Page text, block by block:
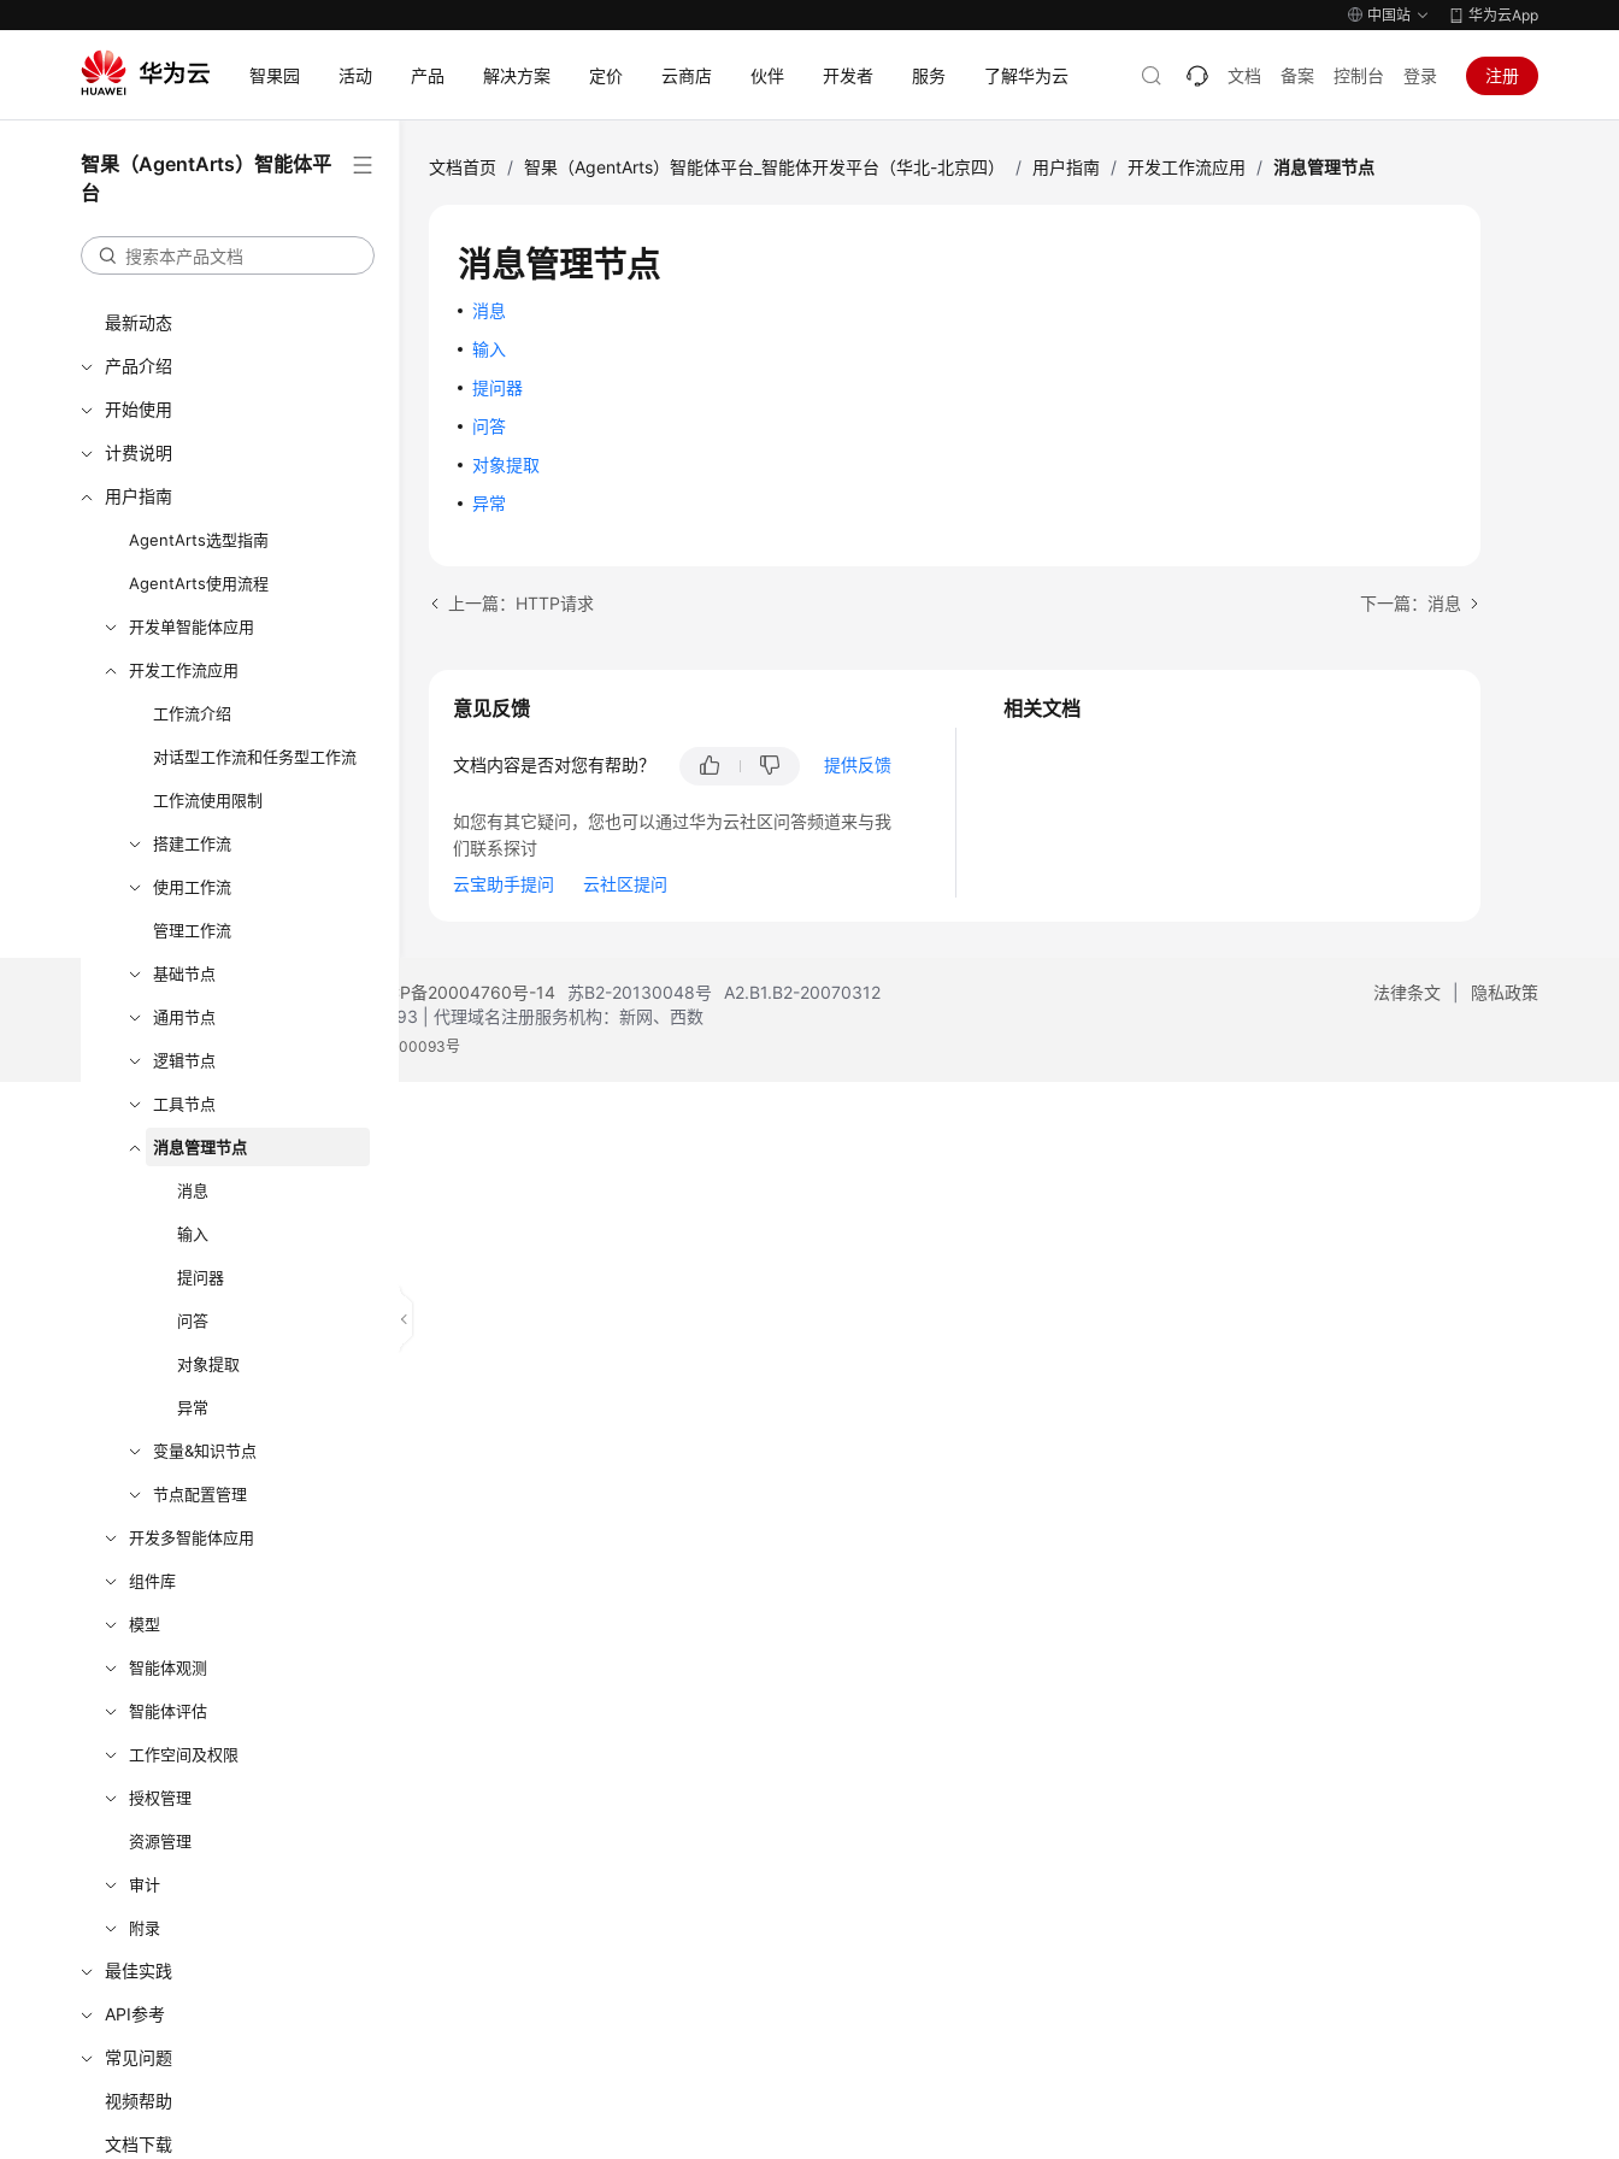
中国站 华为云App
智果园 活动 产品 解决方案 定价 云商店 伙伴 开发者 服务 了解华为云 文档 备案 控制台 登录 注册
智果（AgentArts）智能体平
台
最新动态
产品介绍
开始使用
计费说明
用户指南
AgentArts选型指南
AgentArts使用流程
开发单智能体应用
开发工作流应用
工作流介绍
对话型工作流和任务型工作流
工作流使用限制
搭建工作流
使用工作流
管理工作流
基础节点
通用节点
逻辑节点
工具节点
消息管理节点
消息
输入
提问器
问答
对象提取
异常
变量&知识节点
节点配置管理
开发多智能体应用
组件库
模型
智能体观测
智能体评估
工作空间及权限
授权管理
资源管理
审计
附录
最佳实践
API参考
常见问题
视频帮助
文档下载
文档首页 / 智果（AgentArts）智能体平台_智能体开发平台（华北-北京四） / 用户指南 / 开发工作流应用 / 消息管理节点
消息管理节点
消息
输入
提问器
问答
对象提取
异常
上一篇：HTTP请求 下一篇：消息
相关文档
意见反馈
文档内容是否对您有帮助？ 提供反馈
如您有其它疑问，您也可以通过华为云社区问答频道来与我
们联系探讨
云宝助手提问
云社区提问
法律条文 隐私政策
黔ICP备20004760号-14 苏B2-20130048号
A2.B1.B2-20070312
增值电信业务经营许可证：B1.B2-20200593 | 代理域名注册服务机构：新网、西数
贵公网安备 52990002000093号